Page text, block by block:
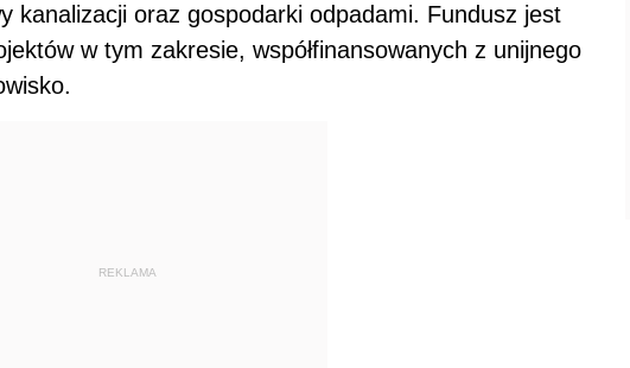
kanalizacji oraz gospodarki odpadami. Fundusz jest
w tym zakresie, współfinansowanych z unijnego
REKLAMA